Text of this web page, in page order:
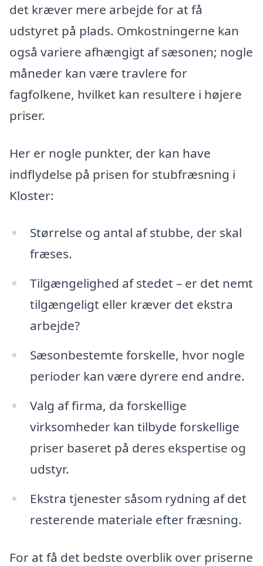
det kræver mere arbejde for at få
udstyret på plads. Omkostningerne kan
også variere afhængigt af sæsonen; nogle
måneder kan være travlere for
fagfolkene, hvilket kan resultere i højere
priser.
Her er nogle punkter, der kan have
indflydelse på prisen for stubfræsning i
Kloster:
Størrelse og antal af stubbe, der skal
fræses.
Tilgængelighed af stedet – er det nemt
tilgængeligt eller kræver det ekstra
arbejde?
Sæsonbestemte forskelle, hvor nogle
perioder kan være dyrere end andre.
Valg af firma, da forskellige
virksomheder kan tilbyde forskellige
priser baseret på deres ekspertise og
udstyr.
Ekstra tjenester såsom rydning af det
resterende materiale efter fræsning.
For at få det bedste overblik over priserne